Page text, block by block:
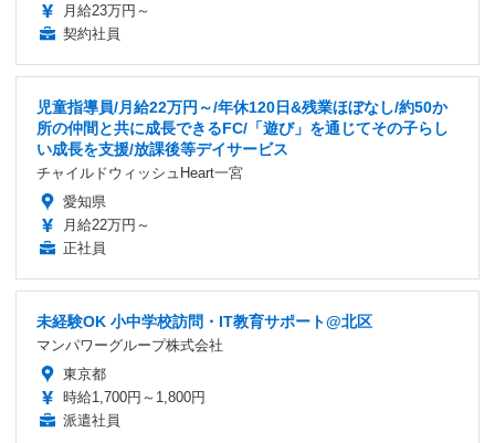
月給23万円～
契約社員
児童指導員/月給22万円～/年休120日&残業ほぼなし/約50か
所の仲間と共に成長できるFC/「遊び」を通じてその子らし
い成長を支援/放課後等デイサービス
チャイルドウィッシュHeart一宮
愛知県
月給22万円～
正社員
未経験OK 小中学校訪問・IT教育サポート@北区
マンパワーグループ株式会社
東京都
時給1,700円～1,800円
派遣社員